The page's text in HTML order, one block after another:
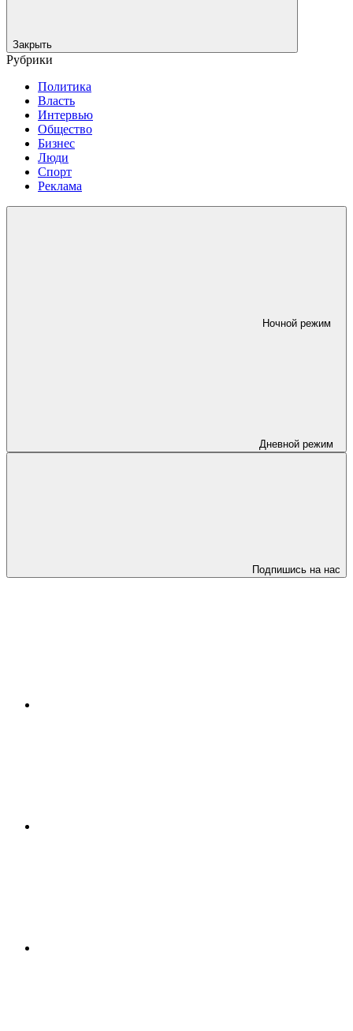
Закрыть
Рубрики
Политика
Власть
Интервью
Общество
Бизнес
Люди
Спорт
Реклама
Ночной режим
Дневной режим
Подпишись на нас